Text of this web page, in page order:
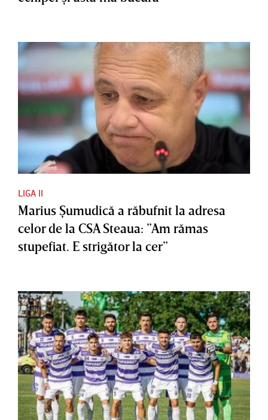
LIGA II
Marius Şumudică a răbufnit la adresa
celor de la CSA Steaua: ”Am rămas
stupefiat. E strigător la cer”